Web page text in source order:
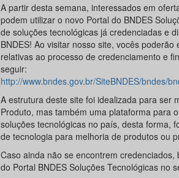
A partir desta semana, interessados em
podem utilizar o novo Portal do BNDES
de soluções tecnológicas já credenciadas e
BNDES! Ao visitar nosso site, vocês
relativas ao processo de credenciamento e
seguir:
http://www.bndes.gov.br/SiteBNDES/bndes/
A estrutura deste site foi idealizada para ser
Produto, mas também uma plataforma para
soluções tecnológicas no país, desta forma,
de tecnologia para melhoria de produtos ou
Caso ainda não se encontrem
do Portal BNDES Soluções Tecnológicas no